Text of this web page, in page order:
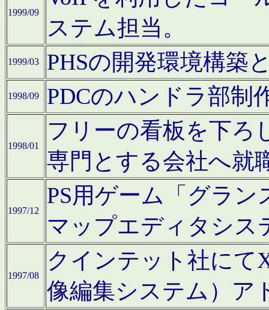
1999/09
ステム担当。
1999/03 PHSの開発環境構築
1998/09 PDCのハンドラ部制
1998/01
フリーの看板を下ろ
専門とする会社へ就
1997/12
PS用ゲーム「グラン
マップエディタシス
1997/08
クインテット社にて
像編集システム）ア